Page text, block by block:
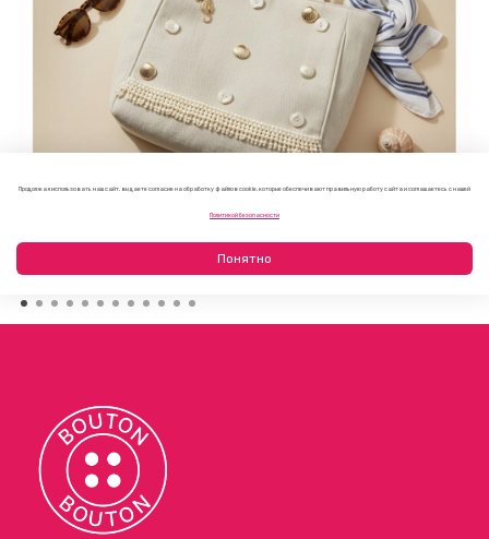
Как украсить пляжную сумку своими руками: 7 летних
Продолжая использовать наш сайт, вы даете согласие на обработку файлов cookie, которые обеспечивают правильную работу сайта и соглашаетесь с нашей
Политикой безопасности
Понятно